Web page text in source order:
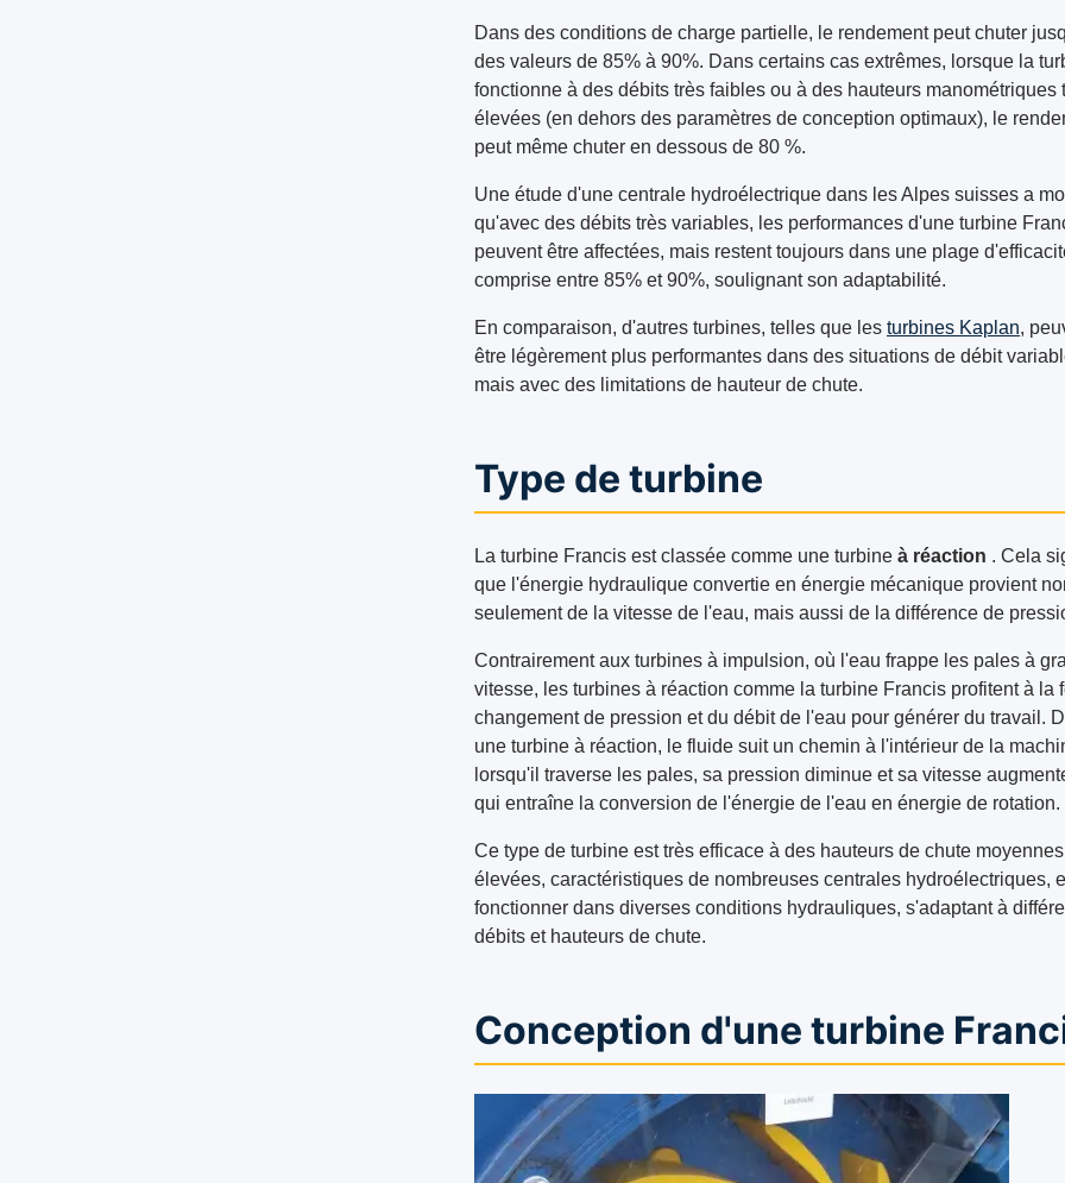
Dans des conditions de charge partielle, le rendement peut chuter
des valeurs de 85% à 90%. Dans certains cas extrêmes, lorsque la
fonctionne à des débits très faibles ou à des hauteurs manométriques
élevées (en dehors des paramètres de conception optimaux), le
peut même chuter en dessous de 80 %.
Une étude d'une centrale hydroélectrique dans les Alpes suisses a
qu'avec des débits très variables, les performances d'une turbine
peuvent être affectées, mais restent toujours dans une plage
comprise entre 85% et 90%, soulignant son adaptabilité.
En comparaison, d'autres turbines, telles que les turbines Kaplan,
être légèrement plus performantes dans des situations de débit
mais avec des limitations de hauteur de chute.
Type de turbine
La turbine Francis est classée comme une turbine à réaction . Cela
que l'énergie hydraulique convertie en énergie mécanique provient
seulement de la vitesse de l'eau, mais aussi de la différence de
Contrairement aux turbines à impulsion, où l'eau frappe les pales à
vitesse, les turbines à réaction comme la turbine Francis profitent à la
changement de pression et du débit de l'eau pour générer du travail.
une turbine à réaction, le fluide suit un chemin à l'intérieur de la
lorsqu'il traverse les pales, sa pression diminue et sa vitesse
qui entraîne la conversion de l'énergie de l'eau en énergie de rotation.
Ce type de turbine est très efficace à des hauteurs de chute
élevées, caractéristiques de nombreuses centrales hydroélectriques,
fonctionner dans diverses conditions hydrauliques, s'adaptant à
débits et hauteurs de chute.
Conception d'une turbine